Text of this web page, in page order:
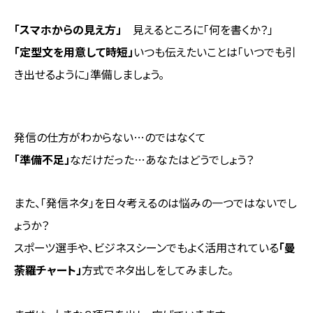
「スマホからの見え方」 見えるところに「何を書くか？」
「定型文を用意して時短」いつも伝えたいことは「いつでも引
き出せるように」準備しましょう。
発信の仕方がわからない…のではなくて
「準備不足」なだけだった…あなたはどうでしょう？
また、「発信ネタ」を日々考えるのは悩みの一つではないでし
ょうか？
スポーツ選手や、ビジネスシーンでもよく活用されている「曼
荼羅チャート」方式でネタ出しをしてみました。